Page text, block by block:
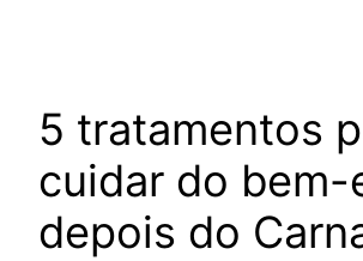
5 tratamentos
cuidar do bem-
depois do